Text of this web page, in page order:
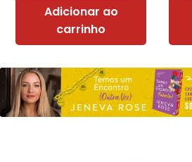
Adicionar ao
carrinho